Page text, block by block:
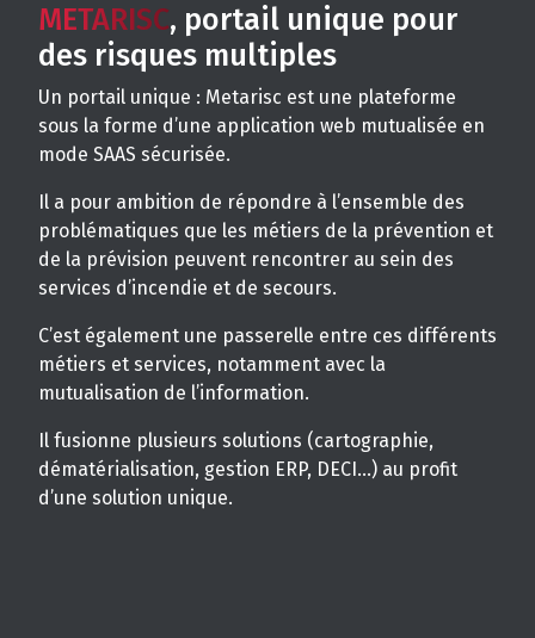
METARISC, portail unique pour
des risques multiples
Un portail unique : Metarisc est une plateforme
sous la forme d’une application web mutualisée en
mode SAAS sécurisée.
Il a pour ambition de répondre à l’ensemble des
problématiques que les métiers de la prévention et
de la prévision peuvent rencontrer au sein des
services d’incendie et de secours.
C’est également une passerelle entre ces différents
métiers et services, notamment avec la
mutualisation de l’information.
Il fusionne plusieurs solutions (cartographie,
dématérialisation, gestion ERP, DECI…) au profit
d’une solution unique.